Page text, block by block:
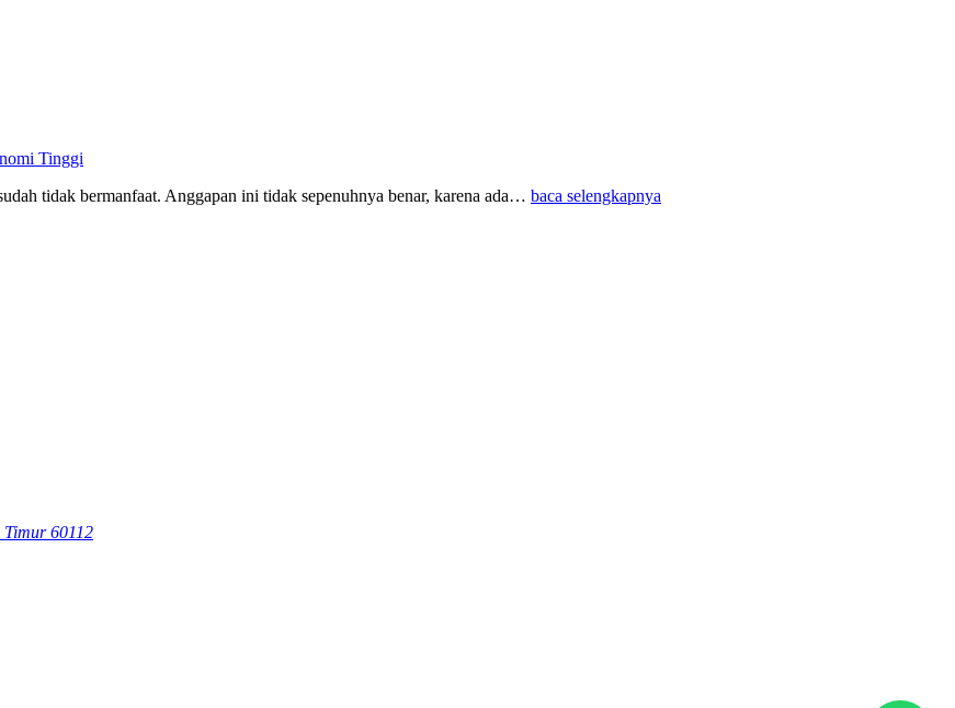
Tinggi
tidak bermanfaat. Anggapan ini tidak sepenuhnya benar, karena ada… baca selengkapnya
60112